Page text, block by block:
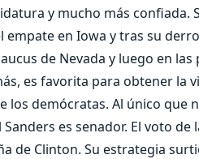
y mucho más confiada.
en Iowa y tras su
de Nevada y luego en
es favorita para obtener la
los demócratas. Al único que
es senador. El voto
de Clinton. Su estrategia